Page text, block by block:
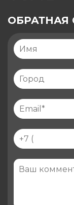
ОБРАТНАЯ